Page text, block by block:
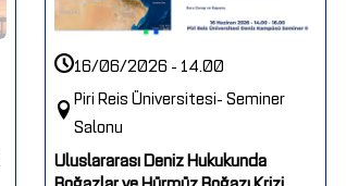
16/06/2026 - 14.00
Piri Reis Üniversitesi- Seminer
Salonu
Uluslararası Deniz Hukukunda